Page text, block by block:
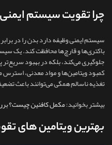
چرا تقویت سیستم
سیستم ایمنی وظیفه دارد بدن را در
باکتری‌ها و قارچ‌ها محافظت کند. یک
جلوگیری می‌کند، بلکه در بهبود
کمبود ویتامین‌ها و مواد معدنی،
تغذیه ناسالم همگی می‌توانند باعث
بیشتر بخوانید:مکمل کافئین چیست؟
بهترین ویتامین های